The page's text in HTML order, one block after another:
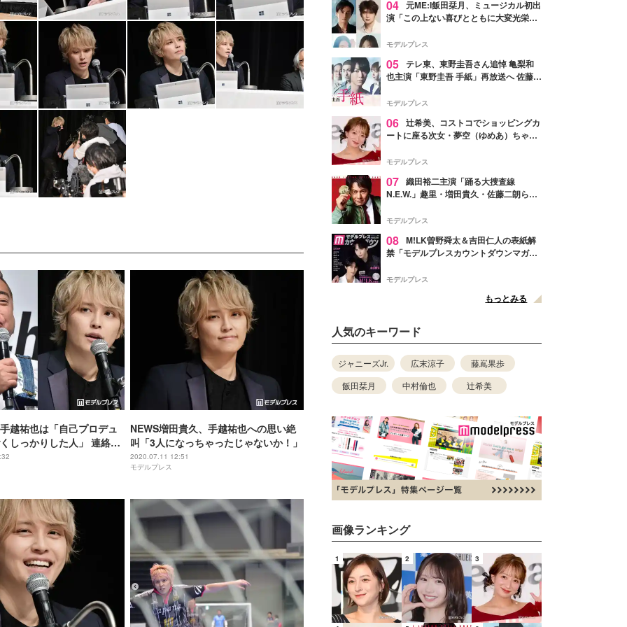
越祐也は「自己プロデュ
しっかりした人」 連絡は
情報はない」
NEWS増田貴久、手越祐也への思い絶
叫「3人になっちゃったじゃないか！」
2020.07.11 12:51
モデルプレス
04 元ME:I飯田栞月、ミュージカル初出
演「この上ない喜びとともに大変光栄」
ャスト発表
モデルプレス
05 テレ東、東野圭吾さん追悼 亀梨和
也主演「東野圭吾 手紙」再放送へ 佐藤隆
モデルプレス
06 辻希美、コストコでショッピングカ
ートに座る次女・夢空（ゆめあ）ちゃん
ぎ」「成長を感じる」の声
モデルプレス
07 織田裕二主演「踊る大捜査線
N.E.W.」趣里・増田貴久・佐藤二朗ら新
徴する“謎のキーワード”も
モデルプレス
08 M!LK曽野舜太＆吉田仁人の表紙解
禁「モデルプレスカウントダウンマガジ
モデルプレス
もっとみる
人気のキーワード
ジャニーズJr. 広末涼子
藤嶌果歩
飯田栞月
中村倫也 辻希美
画像ランキング
1 2 3